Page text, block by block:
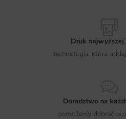
Druk najwyższej
technologia, która
Doradztwo na
pomożemy dobrać